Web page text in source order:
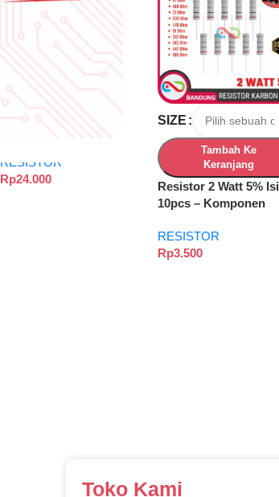
Paket 600PCS Resistor
1/4W 1 Metal Film – 30
untuk Proyek Elektronik
RESISTOR
Rp24.000
SIZE
Tambah Ke
Keranjang
Resistor 2 Watt 5% Isi
10pcs – Komponen
RESISTOR
Rp3.500
Toko Kami